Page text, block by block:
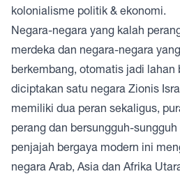
kolonialisme politik & ekonomi.
Negara-negara yang kalah
merdeka dan negara-negara
berkembang, otomatis jadi lahan
diciptakan satu negara Zionis
memiliki dua peran sekaligus,
perang dan bersungguh-
penjajah bergaya modern ini
negara Arab, Asia dan Afrika